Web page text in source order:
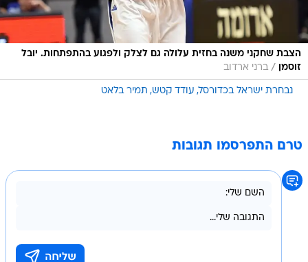
הצבת שחקני משנה בחזית עלולה גם לצלק ולפגוע בהתפתחות. יובל
זוסמן
/ ברני ארדוב
נבחרת ישראל בכדורסל עודד קטש תמיר בלאט
טרם התפרסמו תגובות